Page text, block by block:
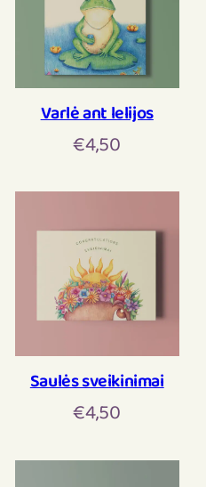
Varlė ant lelijos
€4,50
Saulės sveikinimai
€4,50